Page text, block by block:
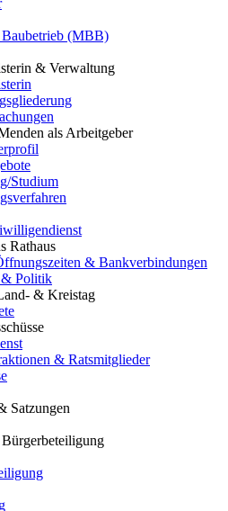
Baubetrieb (MBB)
& Verwaltung
als Arbeitgeber
Studium
Rathaus
& Bankverbindungen
& Politik
& Kreistag
& Ratsmitglieder
Satzungen